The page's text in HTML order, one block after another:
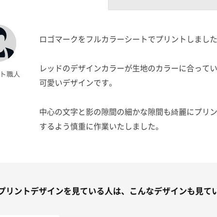
ロゴマークをフルカラーシートでプリントしました
レッドのデザインカラーが生地のカラーに合って
可愛いデザインです。
中心の文字と影の隙間の細かな隙間も綺麗にプリ
するよう慎重に作業いたしました。
リントデザインを見ている人は、こんなデザインも見て